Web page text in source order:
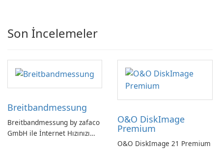
Son İncelemeler
Breitbandmessung
Breitbandmessung by zafaco
GmbH ile İnternet Hızınızı
O&O DiskImage
Premium
O&O DiskImage 21 Premium